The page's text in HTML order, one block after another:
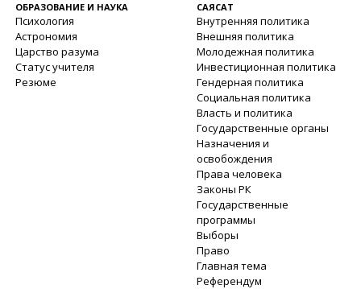
ОБРАЗОВАНИЕ И НАУКА
Психология
Астрономия
Царство разума
Статус учителя
Резюме
САЯСАТ
Внутренняя политика
Внешняя политика
Молодежная политика
Инвестиционная политика
Гендерная политика
Социальная политика
Власть и политика
Государственные органы
Назначения и
освобождения
Права человека
Законы РК
Государственные
программы
Выборы
Право
Главная тема
Референдум